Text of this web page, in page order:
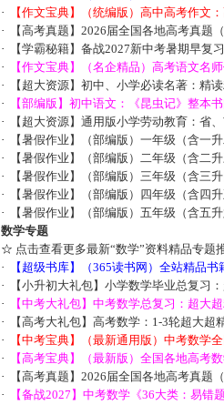
·
【作文宝典】（统编版）高中高考作文
·
【高考真题】2026届全国各地高考真题
·
【学霸秘籍】备战2027新中考暑期早复
·
【作文宝典】（名企精品）高考语文名
·
【超大资源】初中、小学必读名著：精
·
【部编版】初中语文：《昆虫记》整本
·
【超大资源】通用版小学劳动教育：省
·
【暑假作业】（部编版）一年级（含一
·
【暑假作业】（部编版）二年级（含二
·
【暑假作业】（部编版）三年级（含三
·
【暑假作业】（部编版）四年级（含四
·
【暑假作业】（部编版）五年级（含五
数学专题
☆ 点击查看更多最新“数学”资料精品专题
·
【超级书库】（365读书网）全站精品
·
【小升初大礼包】小学数学毕业总复习
·
【中考大礼包】中考数学总复习：超大
·
【高考大礼包】高考数学：1-3轮超大超
·
【中考宝典】（最新通用版）中考数学
·
【高考宝典】（最新版）全国各地高考
·
【高考真题】2026届全国各地高考真题
·
【备战2027】中考数学《36大类：易错